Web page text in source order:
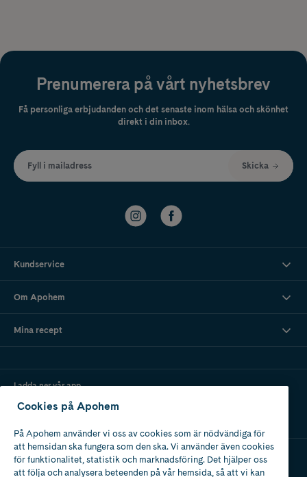
Prenumerera på vårt nyhetsbrev
Få personliga erbjudanden och det senaste inom hälsa och skönhet
direkt i din inbox.
Fyll i mailadress Skicka
Kundservice
Om Apohem
Mina recept
Ladda ner vår app
Apotek med tillstånd
Cookies på Apohem
På Apohem använder vi oss av cookies som är nödvändiga för
att hemsidan ska fungera som den ska. Vi använder även cookies
för funktionalitet, statistik och marknadsföring. Det hjälper oss
att följa och analysera beteenden på vår hemsida, så att vi kan